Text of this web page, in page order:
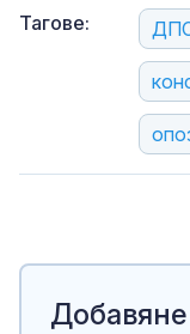
Тагове: